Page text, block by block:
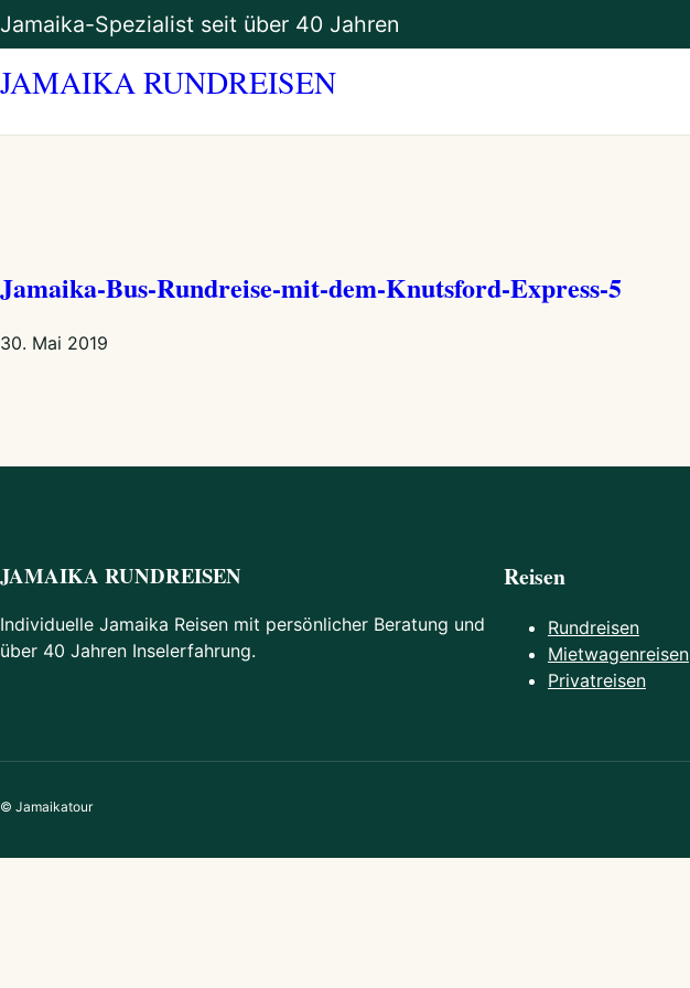
Zum
Inhalt
Jamaika-Spezialist seit über 40 Jahren
JAMAIKA RUNDREISEN
Jamaika-Bus-Rundreise-mit-dem-Knutsford-Express-5
30. Mai 2019
JAMAIKA RUNDREISEN
Individuelle Jamaika Reisen mit persönlicher Beratung und
über 40 Jahren Inselerfahrung.
Reisen
Rundreisen
Mietwagenreisen
Privatreisen
© Jamaikatour